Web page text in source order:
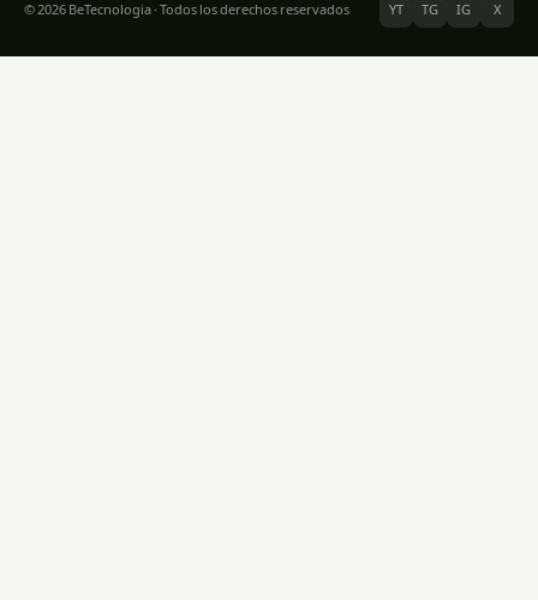
© 2026 BeTecnologia · Todos los derechos reservados YT TG IG X